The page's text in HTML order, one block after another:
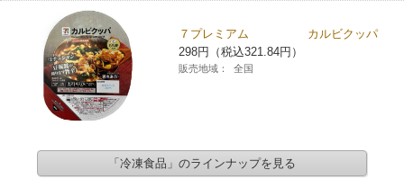
パウダースペース ラブン（店舗限定）
ソフトバンクギフト
７プレミアム カルビクッパ
298円（税込321.84円）
販売地域： 全国
「冷凍食品」のラインナップを見る